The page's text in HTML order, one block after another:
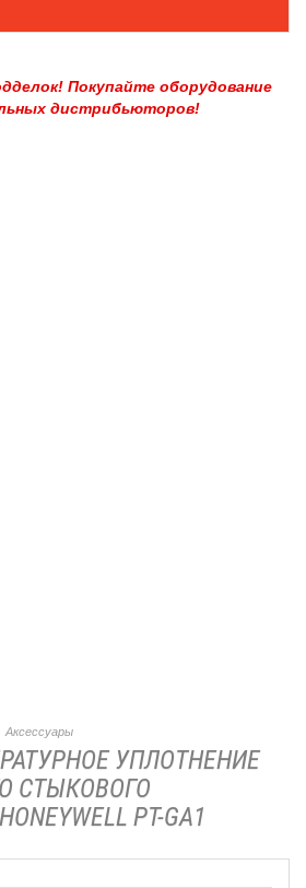
Покупайте оборудование
дистрибьюторов!
Аксессуары
УПЛОТНЕНИЕ
СТЫКОВОГО
PT-GA1